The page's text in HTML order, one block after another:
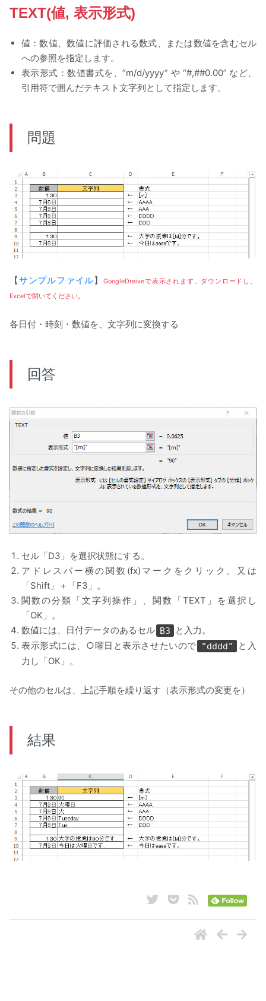
TEXT(値, 表示形式)
値：数値、数値に評価される数式、または数値を含むセル
への参照を指定します。
表示形式：数値書式を、”m/d/yyyy” や “#,##0.00” など、
引用符で囲んだテキスト文字列として指定します。
問題
【サンプルファイル】GoogleDreiveで表示されます。ダウンロードし、
Excelで開いてください。
各日付・時刻・数値を、文字列に変換する
回答
セル「D3」を選択状態にする。
アドレスバー横の関数(fx)マークをクリック、又は
「Shift」＋「F3」。
関数の分類「文字列操作」、関数「TEXT」を選択し
「OK」。
数値には、日付データのあるセル B3
と入力。
表示形式には、○曜日と表示させたいので
"dddd"
と入
力し「OK」。
その他のセルは、上記手順を繰り返す（表示形式の変更を）
結果